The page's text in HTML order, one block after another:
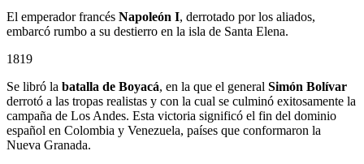
El emperador francés Napoleón I, derrotado por los aliados,
embarcó rumbo a su destierro en la isla de Santa Elena.
1819
Se libró la batalla de Boyacá, en la que el general Simón Bolívar
derrotó a las tropas realistas y con la cual se culminó exitosamente la
campaña de Los Andes. Esta victoria significó el fin del dominio
español en Colombia y Venezuela, países que conformaron la
Nueva Granada.